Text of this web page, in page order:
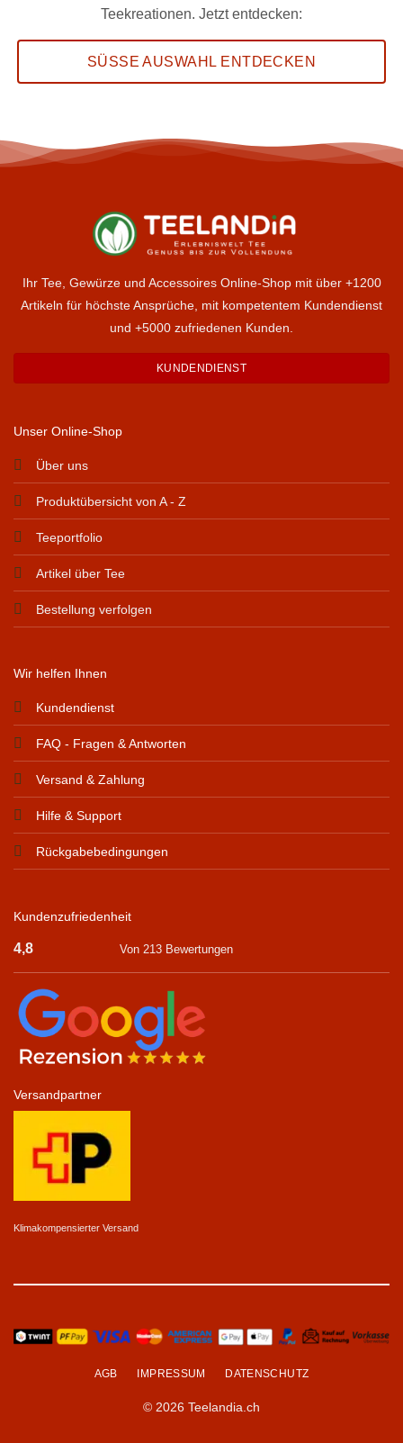
Teekreationen. Jetzt entdecken:
SÜSSE AUSWAHL ENTDECKEN
Ihr Tee, Gewürze und Accessoires Online-Shop mit über +1200
Artikeln für höchste Ansprüche, mit kompetentem Kundendienst
und +5000 zufriedenen Kunden.
KUNDENDIENST
Unser Online-Shop
Über uns
Produktübersicht von A - Z
Teeportfolio
Artikel über Tee
Bestellung verfolgen
Wir helfen Ihnen
Kundendienst
FAQ - Fragen & Antworten
Versand & Zahlung
Hilfe & Support
Rückgabebedingungen
Kundenzufriedenheit
4,8 Von 213 Bewertungen
Versandpartner
Klimakompensierter Versand
AGB IMPRESSUM DATENSCHUTZ
© 2026 Teelandia.ch